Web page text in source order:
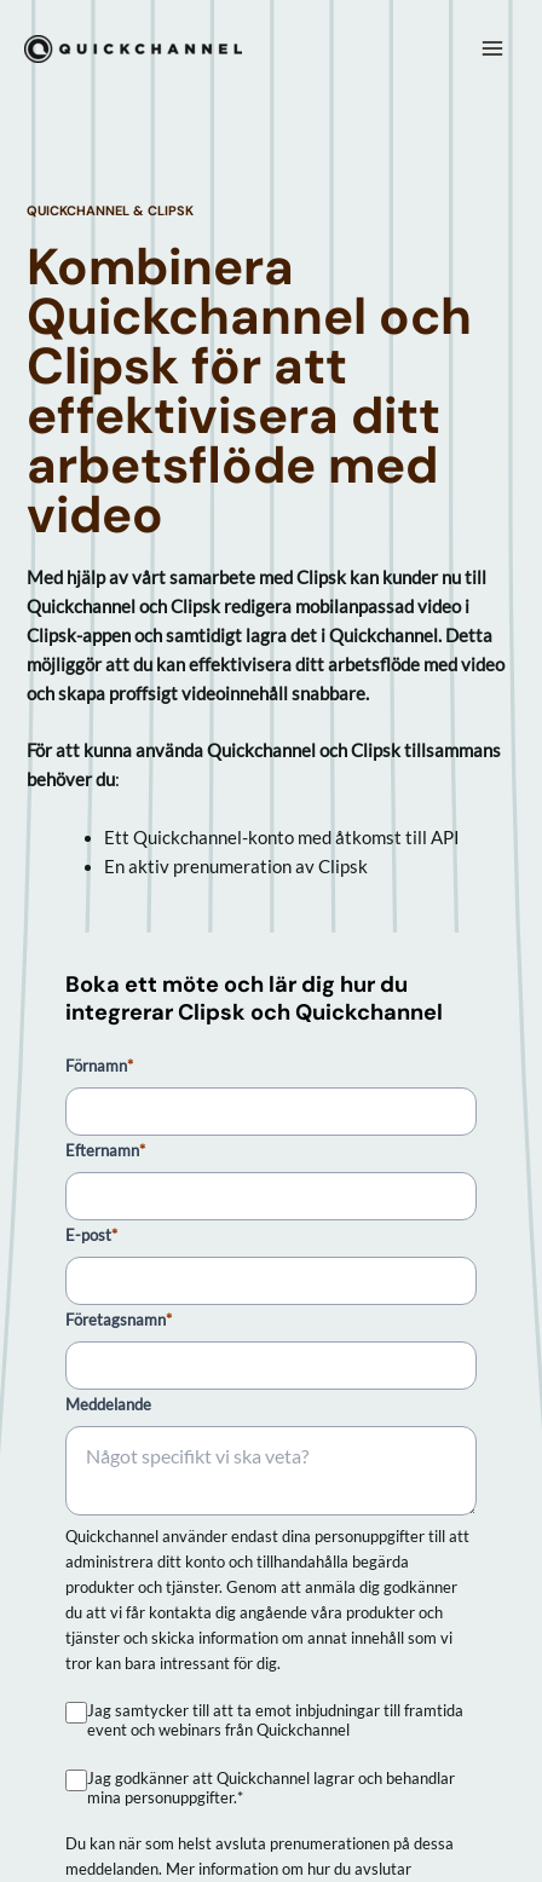
QUICKCHANNEL & CLIPSK
Kombinera
Quickchannel och
Clipsk för att
effektivisera ditt
arbetsflöde med
video
Med hjälp av vårt samarbete med Clipsk kan kunder nu till
Quickchannel och Clipsk redigera mobilanpassad video i
Clipsk-appen och samtidigt lagra det i Quickchannel. Detta
möjliggör att du kan effektivisera ditt arbetsflöde med video
och skapa proffsigt videoinnehåll snabbare.
För att kunna använda Quickchannel och Clipsk tillsammans
behöver du:
Ett Quickchannel-konto med åtkomst till API
En aktiv prenumeration av Clipsk
Boka ett möte och lär dig hur du
integrerar Clipsk och Quickchannel
Förnamn*
Efternamn*
E-post*
Företagsnamn*
Meddelande
Quickchannel använder endast dina personuppgifter till att
administrera ditt konto och tillhandahålla begärda
produkter och tjänster. Genom att anmäla dig godkänner
du att vi får kontakta dig angående våra produkter och
tjänster och skicka information om annat innehåll som vi
tror kan bara intressant för dig.
Jag samtycker till att ta emot inbjudningar till framtida
event och webinars från Quickchannel
Jag godkänner att Quickchannel lagrar och behandlar
mina personuppgifter.*
Du kan när som helst avsluta prenumerationen på dessa
meddelanden. Mer information om hur du avslutar